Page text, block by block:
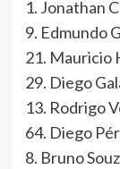
1. Jonathan
9. Edmundo
21. Mauricio
29. Diego
13. Rodrigo
64. Diego
8. Bruno